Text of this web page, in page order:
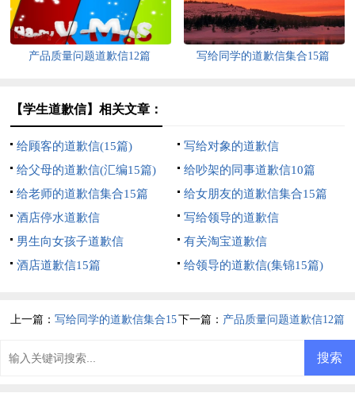
产品质量问题道歉信12篇 写给同学的道歉信集合15篇
【学生道歉信】相关文章：
给顾客的道歉信(15篇)
写给对象的道歉信
给父母的道歉信(汇编15篇)
给吵架的同事道歉信10篇
给老师的道歉信集合15篇
给女朋友的道歉信集合15篇
酒店停水道歉信
写给领导的道歉信
男生向女孩子道歉信
有关淘宝道歉信
酒店道歉信15篇
给领导的道歉信(集锦15篇)
上一篇：写给同学的道歉信集合15下一篇： 产品质量问题道歉信12篇